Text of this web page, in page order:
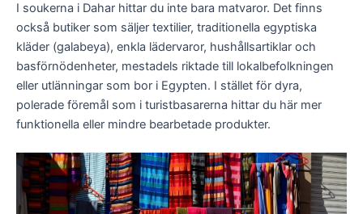
I soukerna i Dahar hittar du inte bara matvaror. Det finns
också butiker som säljer textilier, traditionella egyptiska
kläder (galabeya), enkla lädervaror, hushållsartiklar och
basförnödenheter, mestadels riktade till lokalbefolkningen
eller utlänningar som bor i Egypten. I stället för dyra,
polerade föremål som i turistbasarerna hittar du här mer
funktionella eller mindre bearbetade produkter.